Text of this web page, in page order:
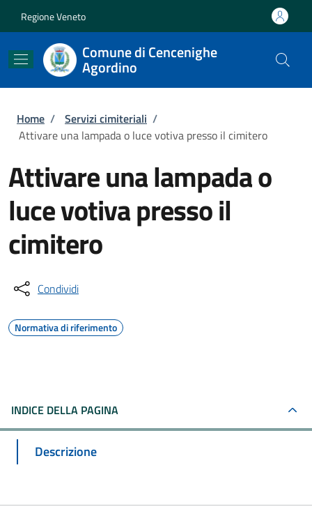
Regione Veneto
Comune di Cencenighe
Agordino
Briciole di pane
Home / Servizi cimiteriali /
Attivare una lampada o luce votiva presso il cimitero
Attivare una lampada o
luce votiva presso il
cimitero
Condividi
Normativa di riferimento
INDICE DELLA PAGINA
Descrizione